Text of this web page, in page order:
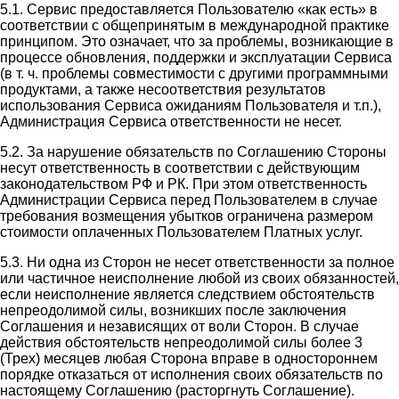
5.1. Сервис предоставляется Пользователю «как есть» в
соответствии с общепринятым в международной практике
принципом. Это означает, что за проблемы, возникающие в
процессе обновления, поддержки и эксплуатации Сервиса
(в т. ч. проблемы совместимости с другими программными
продуктами, а также несоответствия результатов
использования Сервиса ожиданиям Пользователя и т.п.),
Администрация Сервиса ответственности не несет.
5.2. За нарушение обязательств по Соглашению Стороны
несут ответственность в соответствии с действующим
законодательством РФ и РК. При этом ответственность
Администрации Сервиса перед Пользователем в случае
требования возмещения убытков ограничена размером
стоимости оплаченных Пользователем Платных услуг.
5.3. Ни одна из Сторон не несет ответственности за полное
или частичное неисполнение любой из своих обязанностей,
если неисполнение является следствием обстоятельств
непреодолимой силы, возникших после заключения
Соглашения и независящих от воли Сторон. В случае
действия обстоятельств непреодолимой силы более 3
(Трех) месяцев любая Сторона вправе в одностороннем
порядке отказаться от исполнения своих обязательств по
настоящему Соглашению (расторгнуть Соглашение).